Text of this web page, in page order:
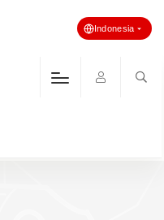
Indonesia